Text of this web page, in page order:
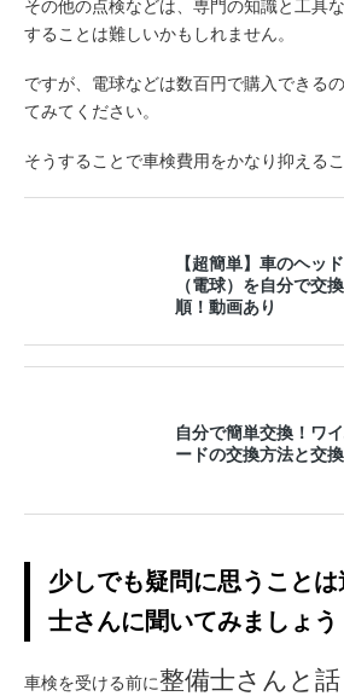
その他の点検などは、専門の知識と工具
することは難しいかもしれません。
ですが、電球などは数百円で購入できる
てみてください。
そうすることで車検費用をかなり抑える
少しでも疑問に思うこと
士さんに聞いてみましょう
車検を受ける前に整備士さんと話